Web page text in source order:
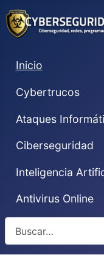
Inicio
Cybertrucos
Ataques
Ciberseguridad
Inteligencia
Antivirus Online